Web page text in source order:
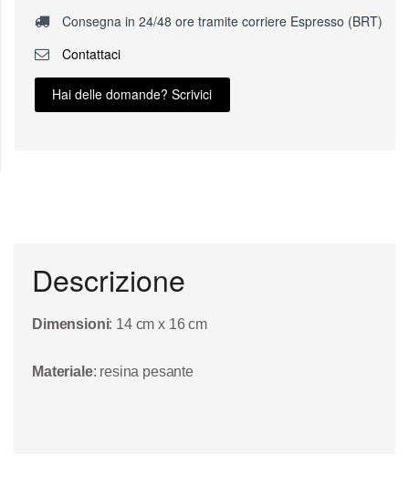
Consegna in 24/48 ore tramite corriere Espresso (BRT)
Contattaci
Hai delle domande? Scrivici
Descrizione
Dimensioni: 14 cm x 16 cm
Materiale: resina pesante